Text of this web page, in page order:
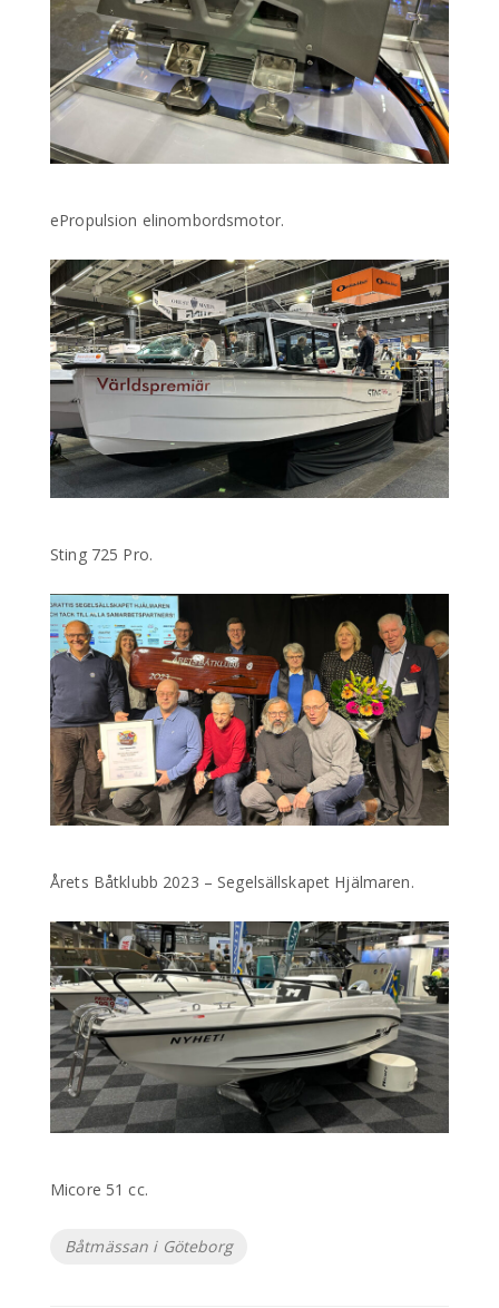
ePropulsion elinombordsmotor.
Sting 725 Pro.
Årets Båtklubb 2023 – Segelsällskapet Hjälmaren.
Micore 51 cc.
Etiketter
Båtmässan i Göteborg